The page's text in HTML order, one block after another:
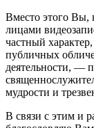
Вместо этого Вы,
лицами
частный
публичных
деятельности, —
мудрости и
В связи с этим и